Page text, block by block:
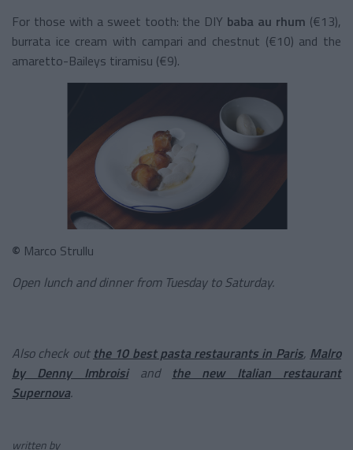
For those with a sweet tooth: the DIY baba au rhum (€13),
burrata ice cream with campari and chestnut (€10) and the
amaretto-Baileys tiramisu (€9).
© Marco Strullu
Open lunch and dinner from Tuesday to Saturday.
Also check out the 10 best pasta restaurants in Paris, Malro
by Denny Imbroisiand the new Italian restaurant
Supernova.
written by